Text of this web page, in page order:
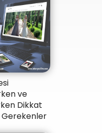
ve
Dikkat
Gerekenler